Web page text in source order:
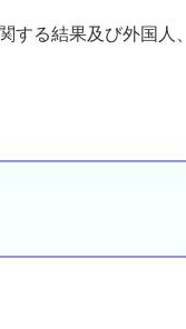
る結果及び外国人、